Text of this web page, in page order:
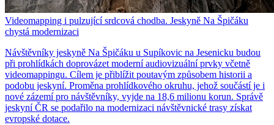
Videomapping i pulzující srdcová chodba. Jeskyně Na Špičáku
chystá modernizaci
Návštěvníky jeskyně Na Špičáku u Supíkovic na Jesenicku budou
při prohlídkách doprovázet moderní audiovizuální prvky včetně
videomappingu. Cílem je přiblížit poutavým způsobem historii a
podobu jeskyní. Proměna prohlídkového okruhu, jehož součástí je i
nové zázemí pro návštěvníky, vyjde na 18,6 milionu korun. Správě
jeskyní ČR se podařilo na modernizaci návštěvnické trasy získat
evropské dotace.